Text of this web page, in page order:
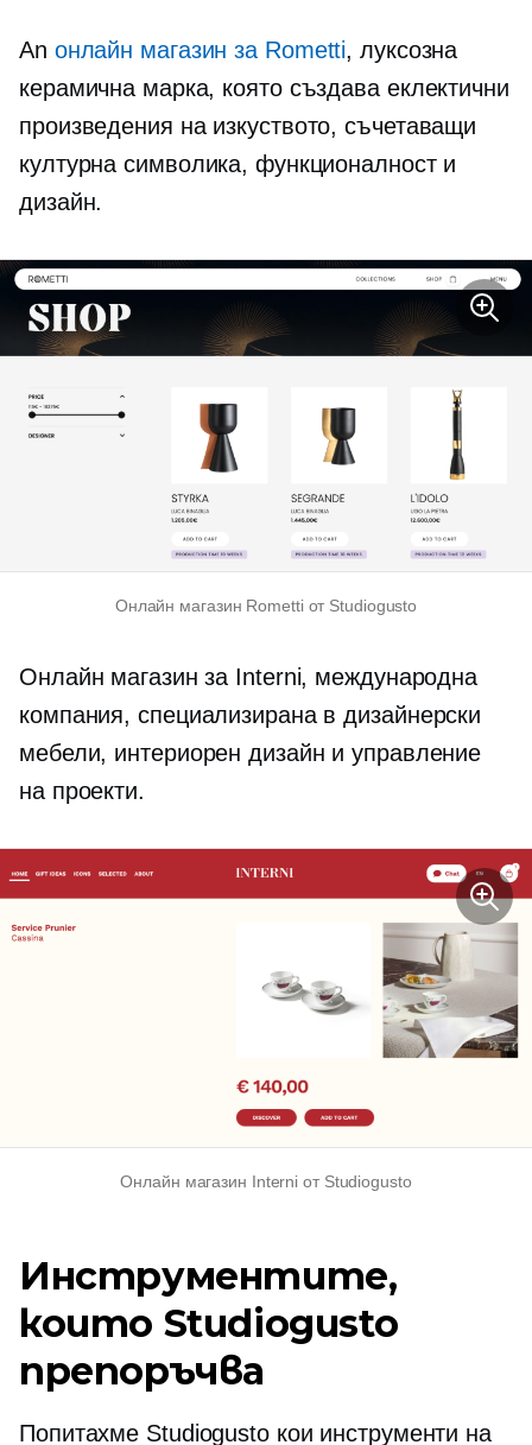
An онлайн магазин за Rometti, луксозна
керамична марка, която създава еклектични
произведения на изкуството, съчетаващи
културна символика, функционалност и
дизайн.
Онлайн магазин Rometti от Studiogusto
Онлайн магазин за Interni, международна
компания, специализирана в дизайнерски
мебели, интериорен дизайн и управление
на проекти.
Онлайн магазин Interni от Studiogusto
Инструментите,
които Studiogusto
препоръчва
Попитахме Studiogusto кои инструменти на